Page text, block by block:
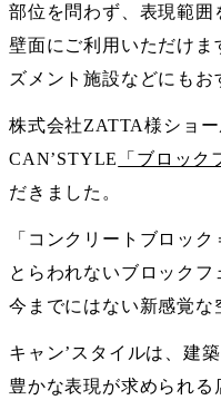
部位を問わず、表現範
壁面にご利用いただけま
ズメント施設などにもお
株式会社ZATTA様ショー
CAN’STYLE
「ブロック
だきました。
「コンクリートブロッ
とらわれないブロックフ
今までにはない新感覚な
キャン’スタイルは、建
豊かな表現が求められ